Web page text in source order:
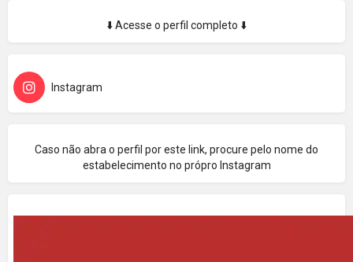
⬇️ Acesse o perfil completo ⬇️
Instagram
Caso não abra o perfil por este link, procure pelo nome do
estabelecimento no própro Instagram